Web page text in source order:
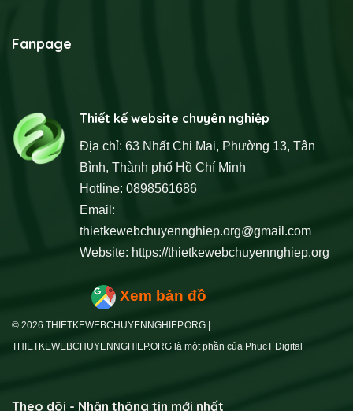
Fanpage
Thiết kế website chuyên nghiệp
Địa chỉ: 63 Nhất Chi Mai, Phường 13, Tân
Bình, Thành phố Hồ Chí Minh
Hotline: 0898561686
Email:
thietkewebchuyennghiep.org@gmail.com
Website: https://thietkewebchuyennghiep.org
Xem bản đồ
© 2026 THIETKEWEBCHUYENNGHIEP.ORG |
THIETKEWEBCHUYENNGHIEP.ORG là một phần của PhucT Digital
Theo dõi - Nhận thông tin mới nhất